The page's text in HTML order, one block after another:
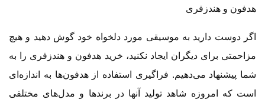
هدفون و هندزفری
اگر دوست دارید به موسیقی مورد دلخواه خود گوش دهید و هیچ
مزاحمتی برای دیگران ایجاد نکنید، خرید هدفون و هندزفری را به
شما پیشنهاد می‌دهیم. فراگیری استفاده از هدفون‌ها به اندازه‌ای
است که امروزه شاهد تولید آنها در برندها و مدل‌های مختلفی